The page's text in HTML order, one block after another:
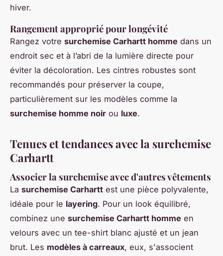
hiver.
Rangement approprié pour longévité
Rangez votre surchemise Carhartt homme dans un
endroit sec et à l’abri de la lumière directe pour
éviter la décoloration. Les cintres robustes sont
recommandés pour préserver la coupe,
particulièrement sur les modèles comme la
surchemise homme noir ou luxe.
Tenues et tendances avec la surchemise
Carhartt
Associer la surchemise avec d'autres vêtements
La surchemise Carhartt est une pièce polyvalente,
idéale pour le layering. Pour un look équilibré,
combinez une surchemise Carhartt homme en
velours avec un tee-shirt blanc ajusté et un jean
brut. Les modèles à carreaux, eux, s'associent